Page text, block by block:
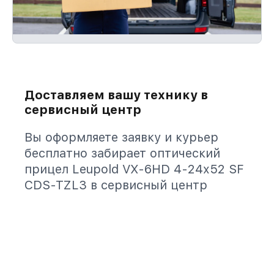
Доставляем вашу технику в
сервисный центр
Вы оформляете заявку и курьер
бесплатно забирает оптический
прицел Leupold VX-6HD 4-24x52 SF
CDS-TZL3 в сервисный центр